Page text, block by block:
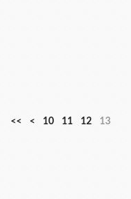
<< < 10 11 12 13